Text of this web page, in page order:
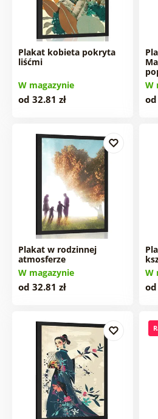
Plakat kobieta pokryta
liśćmi
W magazynie
od 32.81 zł
W
od
Plakat w rodzinnej
atmosferze
W magazynie
od 32.81 zł
W
od